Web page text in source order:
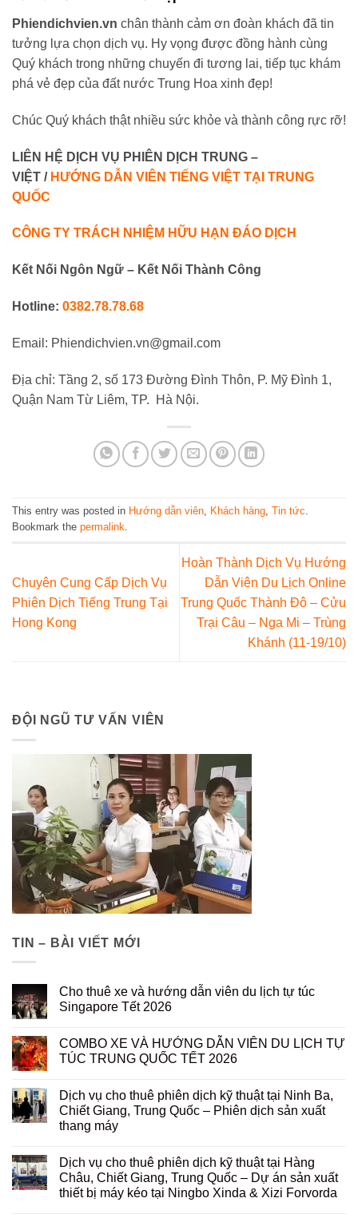
Phiendichvien.vn chân thành cảm ơn đoàn khách đã tin
tưởng lựa chọn dịch vụ. Hy vọng được đồng hành cùng
Quý khách trong những chuyến đi tương lai, tiếp tục khám
phá vẻ đẹp của đất nước Trung Hoa xinh đẹp!
Chúc Quý khách thật nhiều sức khỏe và thành công rực rỡ!
LIÊN HỆ DỊCH VỤ PHIÊN DỊCH TRUNG –
VIỆT /HƯỚNG DẪN VIÊN TIẾNG VIỆT TẠI TRUNG
QUỐC
CÔNG TY TRÁCH NHIỆM HỮU HẠN ĐÁO DỊCH
Kết Nối Ngôn Ngữ – Kết Nối Thành Công
Hotline: 0382.78.78.68
Email: Phiendichvien.vn@gmail.com
Địa chỉ: Tầng 2, số 173 Đường Đình Thôn, P. Mỹ Đình 1,
Quận Nam Từ Liêm, TP. Hà Nội.
This entry was posted in Hướng dẫn viên Khách hàng Tin tức
Bookmark the permalink
Chuyên Cung Cấp Dịch Vụ
Phiên Dịch Tiếng Trung Tại
Hong Kong
Hoàn Thành Dịch Vụ Hướng
Dẫn Viên Du Lịch Online
Trung Quốc Thành Đô – Cửu
Trại Câu – Nga Mi – Trùng
Khánh (11-19/10)
ĐỘI NGŨ TƯ VẤN VIÊN
TIN – BÀI VIẾT MỚI
Cho thuê xe và hướng dẫn viên du lịch tự túc
Singapore Tết 2026
COMBO XE VÀ HƯỚNG DẪN VIÊN DU LỊCH TỰ
TÚC TRUNG QUỐC TẾT 2026
Dịch vụ cho thuê phiên dịch kỹ thuật tại Ninh Ba,
Chiết Giang, Trung Quốc – Phiên dịch sản xuất
thang máy
Dịch vụ cho thuê phiên dịch kỹ thuật tại Hàng
Châu, Chiết Giang, Trung Quốc – Dự án sản xuất
thiết bị máy kéo tại Ningbo Xinda & Xizi Forvorda